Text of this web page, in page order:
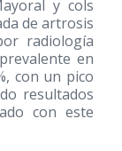
y cols
de artrosis
radiología
en
con un pico
resultados
con este